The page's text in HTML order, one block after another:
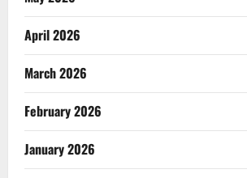
April 2026
March 2026
February 2026
January 2026